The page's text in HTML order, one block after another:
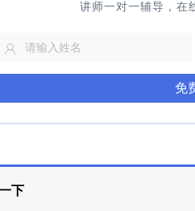
讲师一对一辅导，在
免
下